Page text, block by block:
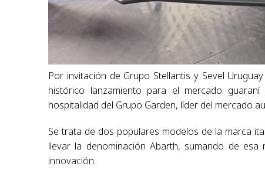
Por invitación de Grupo Stellantis y Sevel
histórico lanzamiento para el mercado
hospitalidad del Grupo Garden, líder del mercado
Se trata de dos populares modelos de la marca
llevar la denominación Abarth, sumando de
innovación.